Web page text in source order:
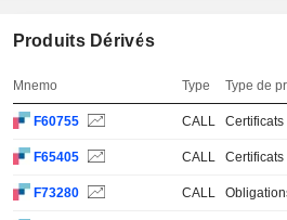
Produits Dérivés
Mnemo Type Type de
F60755 CALL Certificats
F65405 CALL Certificats
F73280 CALL